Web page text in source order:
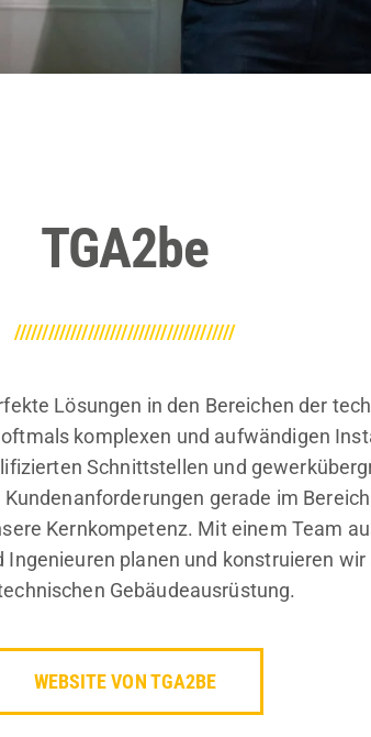
TGA2be
///////////////////////////////////////
Lösungen in den Bereichen der
komplexen und aufwändigen
Schnittstellen und
gerade im
Kernkompetenz. Mit einem Team
planen und konstruieren wir
Gebäudeausrüstung.
WEBSITE VON TGA2BE